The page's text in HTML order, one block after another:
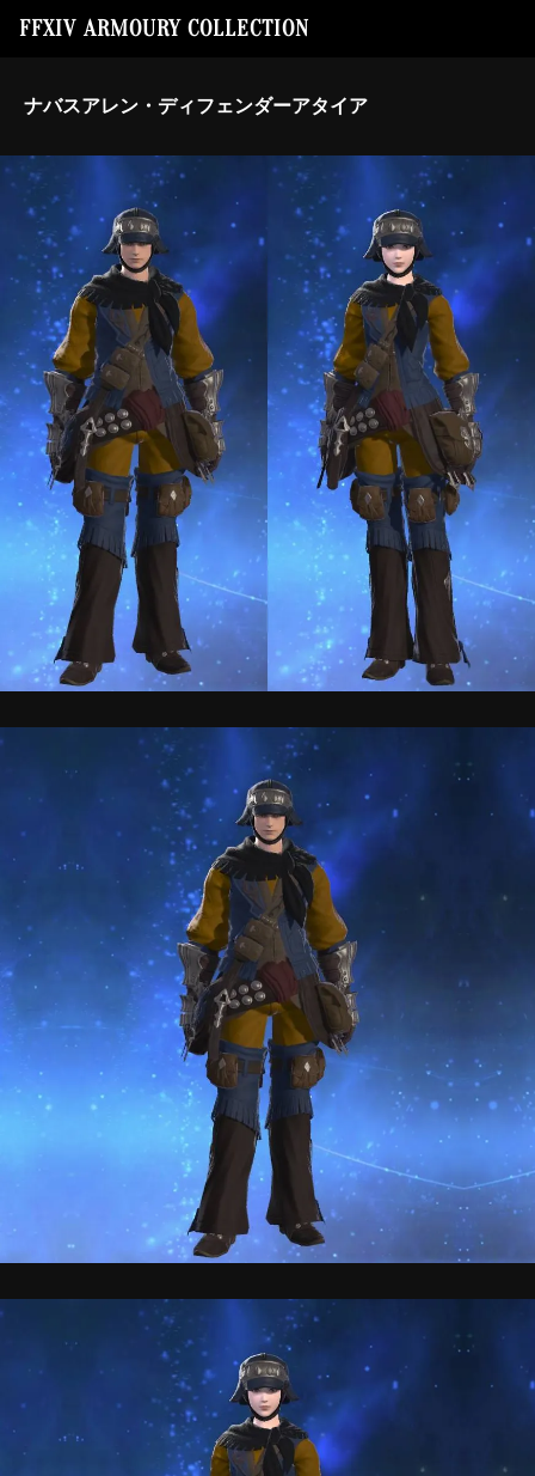
FFXIV ARMOURY COLLECTION
ナバスアレン・ディフェンダーアタイア